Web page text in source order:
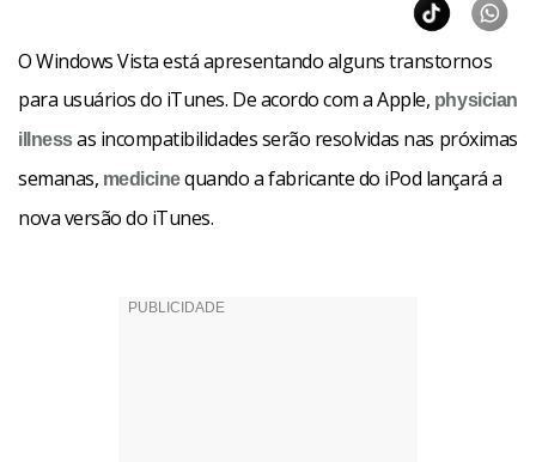
O Windows Vista está apresentando alguns transtornos
para usuários do iTunes. De acordo com a Apple, physician
illnessas incompatibilidades serão resolvidas nas próximas
semanas, medicinequando a fabricante do iPod lançará a
nova versão do iTunes.